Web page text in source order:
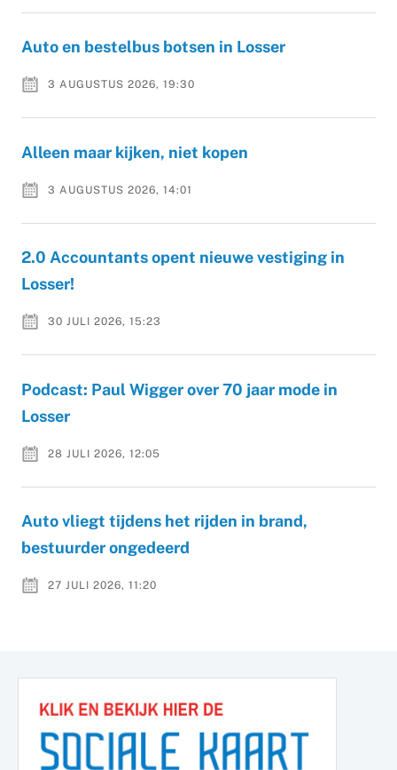
Auto en bestelbus botsen in Losser
3 AUGUSTUS 2026, 19:30
Alleen maar kijken, niet kopen
3 AUGUSTUS 2026, 14:01
2.0 Accountants opent nieuwe vestiging in
Losser!
30 JULI 2026, 15:23
Podcast: Paul Wigger over 70 jaar mode in
Losser
28 JULI 2026, 12:05
Auto vliegt tijdens het rijden in brand,
bestuurder ongedeerd
27 JULI 2026, 11:20